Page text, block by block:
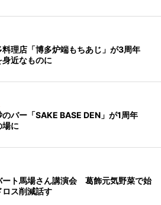
料理店「博多炉端もちあじ」が3周年
近なものに
のバー「SAKE BASE DEN」が1周年
場に
ート馬場さん講演会 葛飾元気野菜で始
ス削減話す